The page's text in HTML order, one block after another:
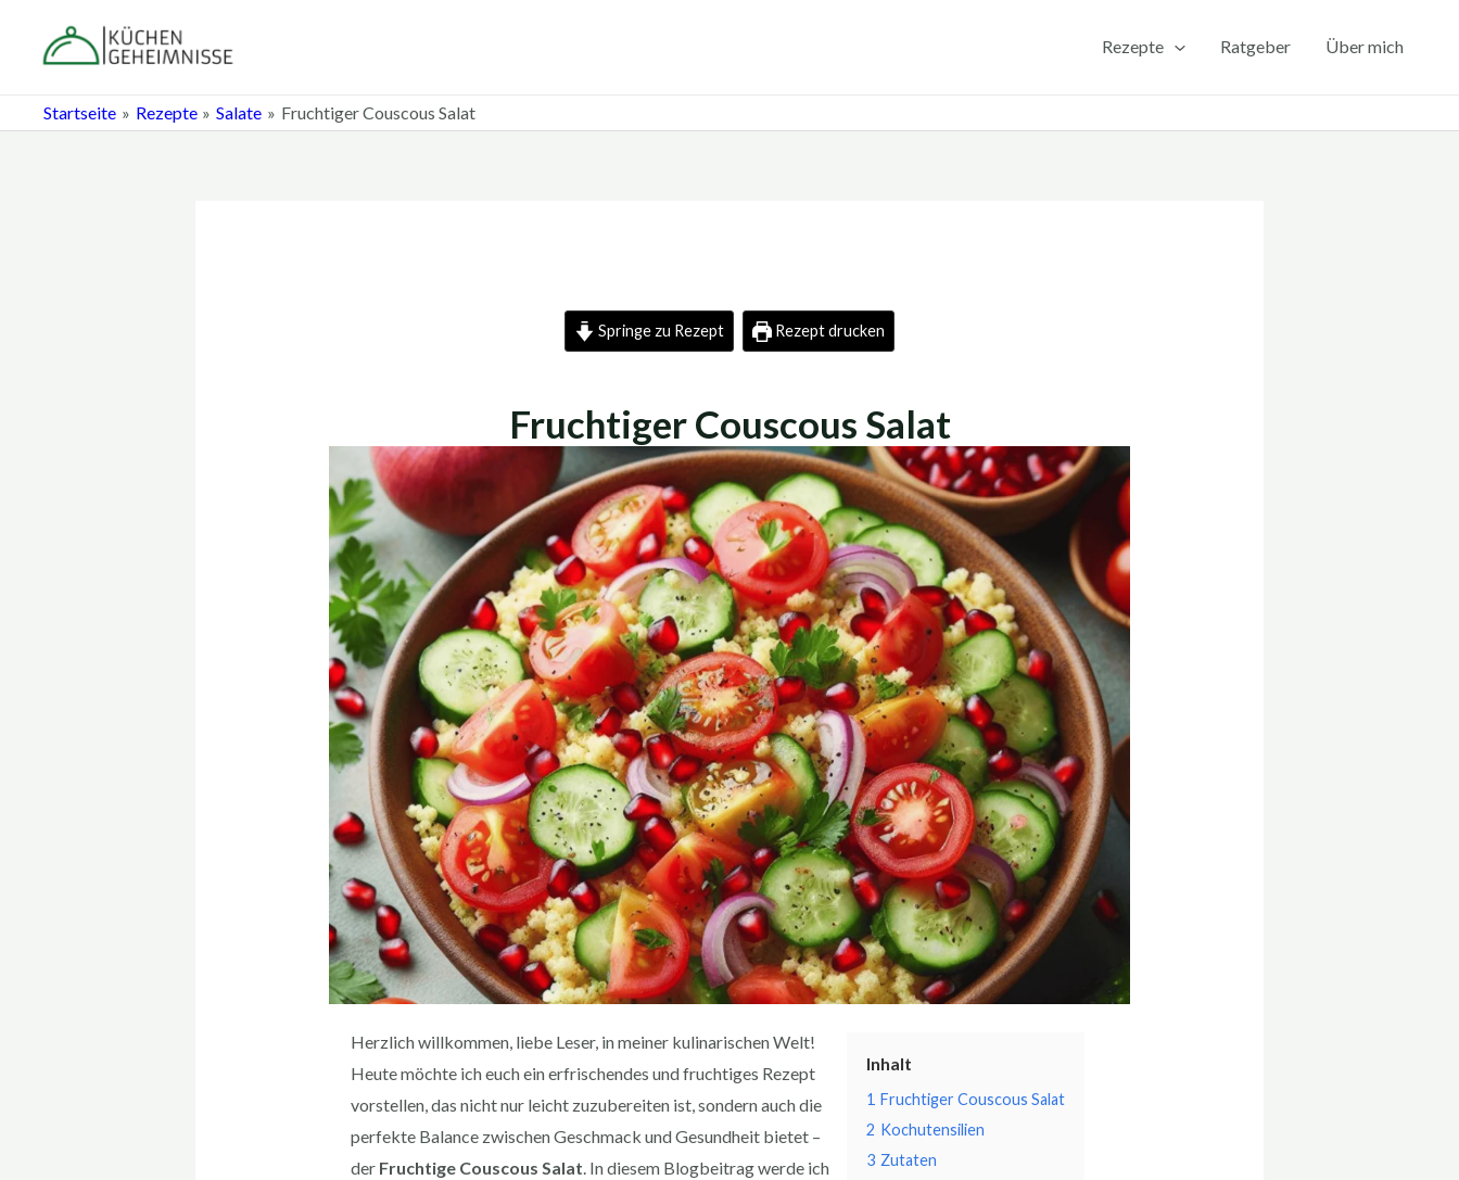
Rezepte Ratgeber Über mich
Startseite Rezepte Salate Fruchtiger Couscous Salat
Springe zu Rezept Rezept drucken
Fruchtiger Couscous Salat
Herzlich willkommen, liebe Leser, in meiner kulinarischen Welt!
Heute möchte ich euch ein erfrischendes und fruchtiges Rezept
vorstellen, das nicht nur leicht zuzubereiten ist, sondern auch die
perfekte Balance zwischen Geschmack und Gesundheit bietet –
der Fruchtige Couscous Salat. In diesem Blogbeitrag werde ich
Inhalt
1 Fruchtiger Couscous Salat
2 Kochutensilien
3 Zutaten